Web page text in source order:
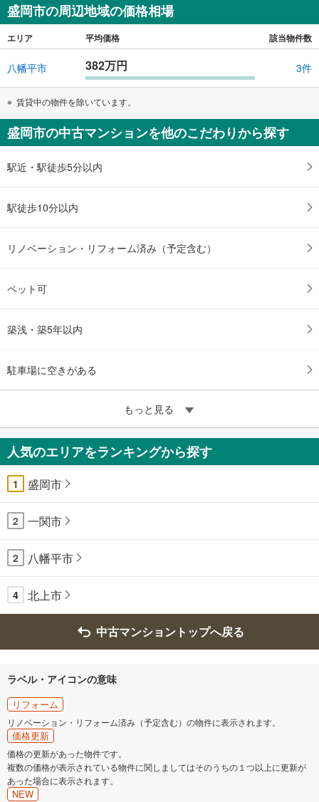
盛岡市の周辺地域の価格相場
エリア 平均価格 該当物件数
八幡平市 382万円 3件
賃貸中の物件を除いています。
盛岡市の中古マンションを他のこだわりから探す
駅近・駅徒歩5分以内
駅徒歩10分以内
リノベーション・リフォーム済み（予定含む）
ペット可
築浅・築5年以内
駐車場に空きがある
もっと見る
人気のエリアをランキングから探す
1 盛岡市
2 一関市
2 八幡平市
4 北上市
中古マンショントップへ戻る
ラベル・アイコンの意味
リフォーム
リノベーション・リフォーム済み（予定含む）の物件に表示されます。
価格更新
価格の更新があった物件です。
複数の価格が表示されている物件に関しましてはそのうちの１つ以上に更新が
あった場合に表示されます。
NEW